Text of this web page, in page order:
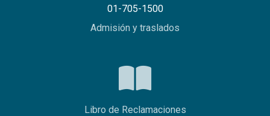
01-705-1500
Admisión y traslados
Libro de Reclamaciones